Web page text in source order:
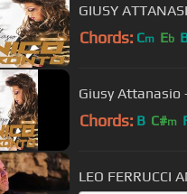
GIUSY
Chords: Cm Eb
Giusy
Chords: B C#m